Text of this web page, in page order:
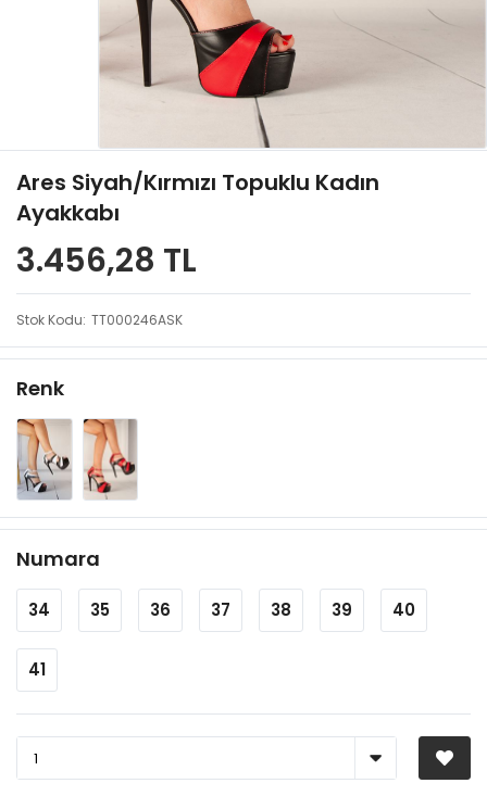
Ares Siyah/Kırmızı Topuklu Kadın
Ayakkabı
3.456,28 TL
Stok Kodu TT000246ASK
Renk
Numara
34 35 36 37 38 39 40
41